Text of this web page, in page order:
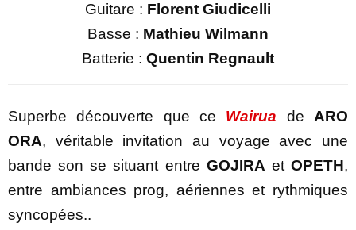
Guitare : Florent Giudicelli
Basse : Mathieu Wilmann
Batterie : Quentin Regnault
Superbe découverte que ce Wairua de ARO
ORA, véritable invitation au voyage avec une
bande son se situant entre GOJIRA etOPETH,
entre ambiances prog, aériennes et rythmiques
syncopées..